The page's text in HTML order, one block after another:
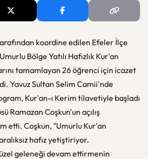
koordine edilen Efeler İlçe
Bölge Yatılı Hafızlık Kur'an
tamamlayan 26 öğrenci için icazet
Yavuz Sultan Selim Camii'nde
Kur'an-ı Kerim tilavetiyle başladı
Ramazan Coşkun'un açılış
etti. Coşkun, "Umurlu Kur'an
hafız yetiştiriyor.
geleneği devam ettirmenin